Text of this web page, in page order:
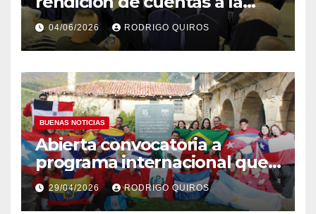
comunidad
04/06/2026 RODRIGO QUIROS
BUENAS NOTICIAS
Abierta convocatoria a
programa internacional que
ha destacado a jóvenes de
Curridabat
29/04/2026 RODRIGO QUIROS